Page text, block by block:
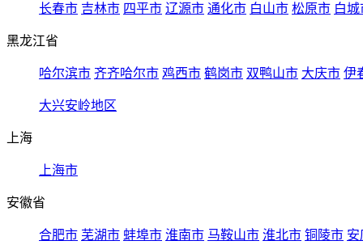
长春市 吉林市 四平市 辽源市 通化市 白山市 松原市 白城
黑龙江省
哈尔滨市 齐齐哈尔市 鸡西市 鹤岗市 双鸭山市 大庆市 伊
大兴安岭地区
上海
上海市
安徽省
合肥市 芜湖市 蚌埠市 淮南市 马鞍山市 淮北市 铜陵市 安